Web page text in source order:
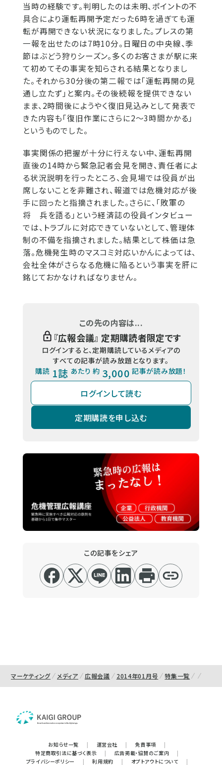
当時の経験です。判明したのは未明、ポイントの不
具合により運転再開予定だった6時を過ぎても運
転が再開できない状況になりました。プレスの第
一報を出せたのは7時10分。日曜日の中央線、季
節はぶどう狩りシーズン。多くのお客さまが駅に来
て初めてその事実を知らされる結果となりまし
た。それから30分後の第二報では「運転再開の見
通し立たず」と案内。その後続報を提供できない
まま、2時間後にようやく復旧見込みとして発表で
きた内容も「復旧作業にさらに2〜3時間かかる」
というものでした。
事実関係の把握が十分に行えない中、運転再開
直後の14時から緊急記者会見を開き、責任者によ
る状況説明を行ったところ、会見場では役員が出
席しないことを非難され、報道では危機対応が後
手に回ったと指摘されました。さらに、「敗軍の
将 兵を語る」という経済誌の役員インタビュー
では、トラブルに対応できていないとして、管理体
制の不備を指摘されました。結果として株価は急
落。危機発生時のマスコミ対応いかんによっては、
会社全体がさらなる危機に陥るという事実を肝に
銘じておかなければなりません。
この先の内容は...
『広報会議』 定期購読者限定です
ログインすると、定期購読しているメディアの
すべての記事が読み放題となります。
購読 1誌 あたり 約 3,000 記事が読み放題！
ログインして読む
定期購読を申し込む
この記事をシェア
マーケティング メディア 広報会議 2014年01月号 特集一覧
お知らせ一覧 | 運営会社 | 免責事項
|
特定商取引法に基づく表示
| 広告掲載・協賛のご案内
|
プライバシーポリシー
| 利用規約 | オプトアウトについて |